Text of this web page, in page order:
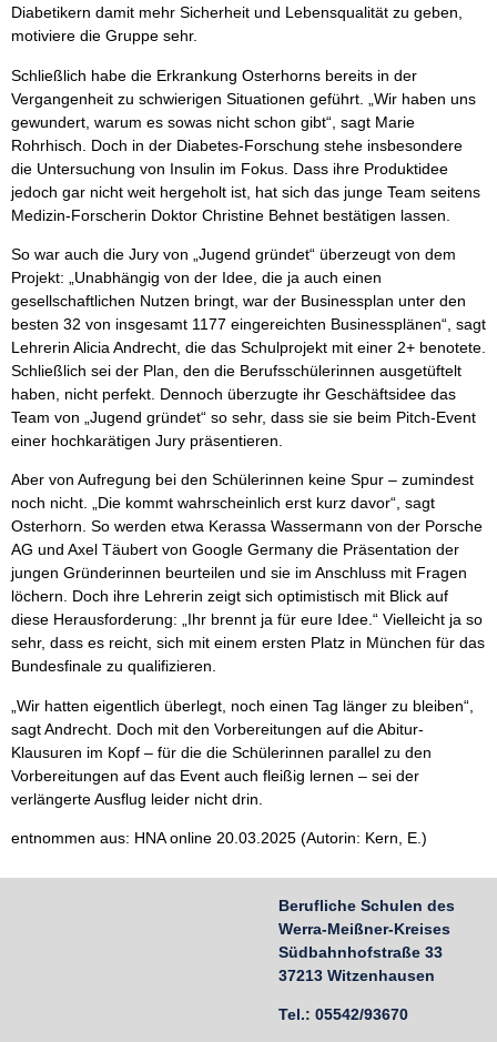
Diabetikern damit mehr Sicherheit und Lebensqualität zu geben,
motiviere die Gruppe sehr.
Schließlich habe die Erkrankung Osterhorns bereits in der
Vergangenheit zu schwierigen Situationen geführt. „Wir haben uns
gewundert, warum es sowas nicht schon gibt“, sagt Marie
Rohrhisch. Doch in der Diabetes-Forschung stehe insbesondere
die Untersuchung von Insulin im Fokus. Dass ihre Produktidee
jedoch gar nicht weit hergeholt ist, hat sich das junge Team seitens
Medizin-Forscherin Doktor Christine Behnet bestätigen lassen.
So war auch die Jury von „Jugend gründet“ überzeugt von dem
Projekt: „Unabhängig von der Idee, die ja auch einen
gesellschaftlichen Nutzen bringt, war der Businessplan unter den
besten 32 von insgesamt 1177 eingereichten Businessplänen“, sagt
Lehrerin Alicia Andrecht, die das Schulprojekt mit einer 2+ benotete.
Schließlich sei der Plan, den die Berufsschülerinnen ausgetüftelt
haben, nicht perfekt. Dennoch überzugte ihr Geschäftsidee das
Team von „Jugend gründet“ so sehr, dass sie sie beim Pitch-Event
einer hochkarätigen Jury präsentieren.
Aber von Aufregung bei den Schülerinnen keine Spur – zumindest
noch nicht. „Die kommt wahrscheinlich erst kurz davor“, sagt
Osterhorn. So werden etwa Kerassa Wassermann von der Porsche
AG und Axel Täubert von Google Germany die Präsentation der
jungen Gründerinnen beurteilen und sie im Anschluss mit Fragen
löchern. Doch ihre Lehrerin zeigt sich optimistisch mit Blick auf
diese Herausforderung: „Ihr brennt ja für eure Idee.“ Vielleicht ja so
sehr, dass es reicht, sich mit einem ersten Platz in München für das
Bundesfinale zu qualifizieren.
„Wir hatten eigentlich überlegt, noch einen Tag länger zu bleiben“,
sagt Andrecht. Doch mit den Vorbereitungen auf die Abitur-
Klausuren im Kopf – für die die Schülerinnen parallel zu den
Vorbereitungen auf das Event auch fleißig lernen – sei der
verlängerte Ausflug leider nicht drin.
entnommen aus: HNA online 20.03.2025 (Autorin: Kern, E.)
Berufliche Schulen des
Werra-Meißner-Kreises
Südbahnhofstraße 33
37213 Witzenhausen
Tel.: 05542/93670